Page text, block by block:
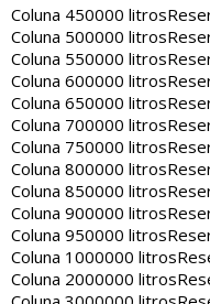
Coluna 450000 litros
Coluna 500000 litros
Coluna 550000 litros
Coluna 600000 litros
Coluna 650000 litros
Coluna 700000 litros
Coluna 750000 litros
Coluna 800000 litros
Coluna 850000 litros
Coluna 900000 litros
Coluna 950000 litros
Coluna 1000000 litros
Coluna 2000000 litros